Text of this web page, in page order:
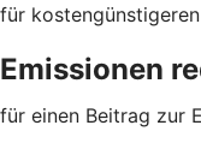
für
Emissionen
für einen Beitrag zur